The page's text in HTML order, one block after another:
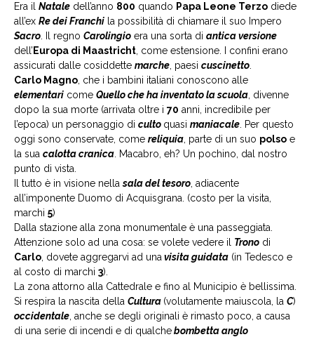
Era il Natale dell’anno 800 quando Papa Leone Terzo diede
all’ex Re dei Franchi la possibilità di chiamare il suo Impero
Sacro . Il regno Carolingio era una sorta di antica versione
dell’ Europa di Maastricht , come estensione. I confini erano
assicurati dalle cosiddette marche , paesi cuscinetto
Carlo Magno , che i bambini italiani conoscono alle
elementari come Quello che ha inventato la scuola , divenne
dopo la sua morte (arrivata oltre i 70 anni, incredibile per
l’epoca) un personaggio di culto quasi maniacale . Per questo
oggi sono conservate, come reliquia , parte di un suo polso e
la sua calotta cranica . Macabro, eh? Un pochino, dal nostro
punto di vista.
Il tutto è in visione nellasala del tesoro , adiacente
all’imponente Duomo di Acquisgrana. (costo per la visita,
marchi 5)
Dalla stazione alla zona monumentale è una passeggiata.
Attenzione solo ad una cosa: se volete vedere il Trono di
Carlo , dovete aggregarvi ad una visita guidata (in Tedesco e
al costo di marchi 3).
La zona attorno alla Cattedrale e fino al Municipio è bellissima.
Si respira la nascita della Cultura (volutamente maiuscola, la C)
occidentale , anche se degli originali è rimasto poco, a causa
di una serie di incendi e di qualchebombetta anglo